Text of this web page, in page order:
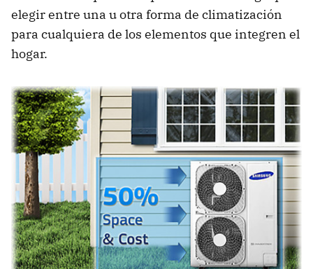
elegir entre una u otra forma de climatización
para cualquiera de los elementos que integren el
hogar.